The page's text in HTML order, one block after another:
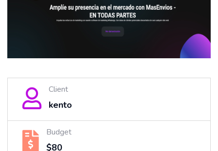
Client
kento
Budget
$80